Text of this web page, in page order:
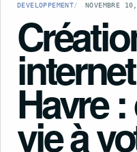
DEVELOPPEMENT NOVEMBRE
Havre
vie à